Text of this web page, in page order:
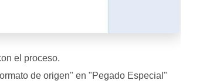
el proceso.
de origen" en "Pegado Especial"